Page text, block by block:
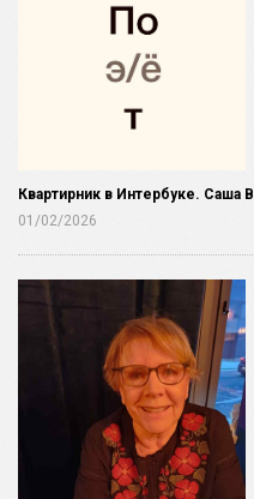
Квартирник в Интербуке. Саша В
01/02/2026